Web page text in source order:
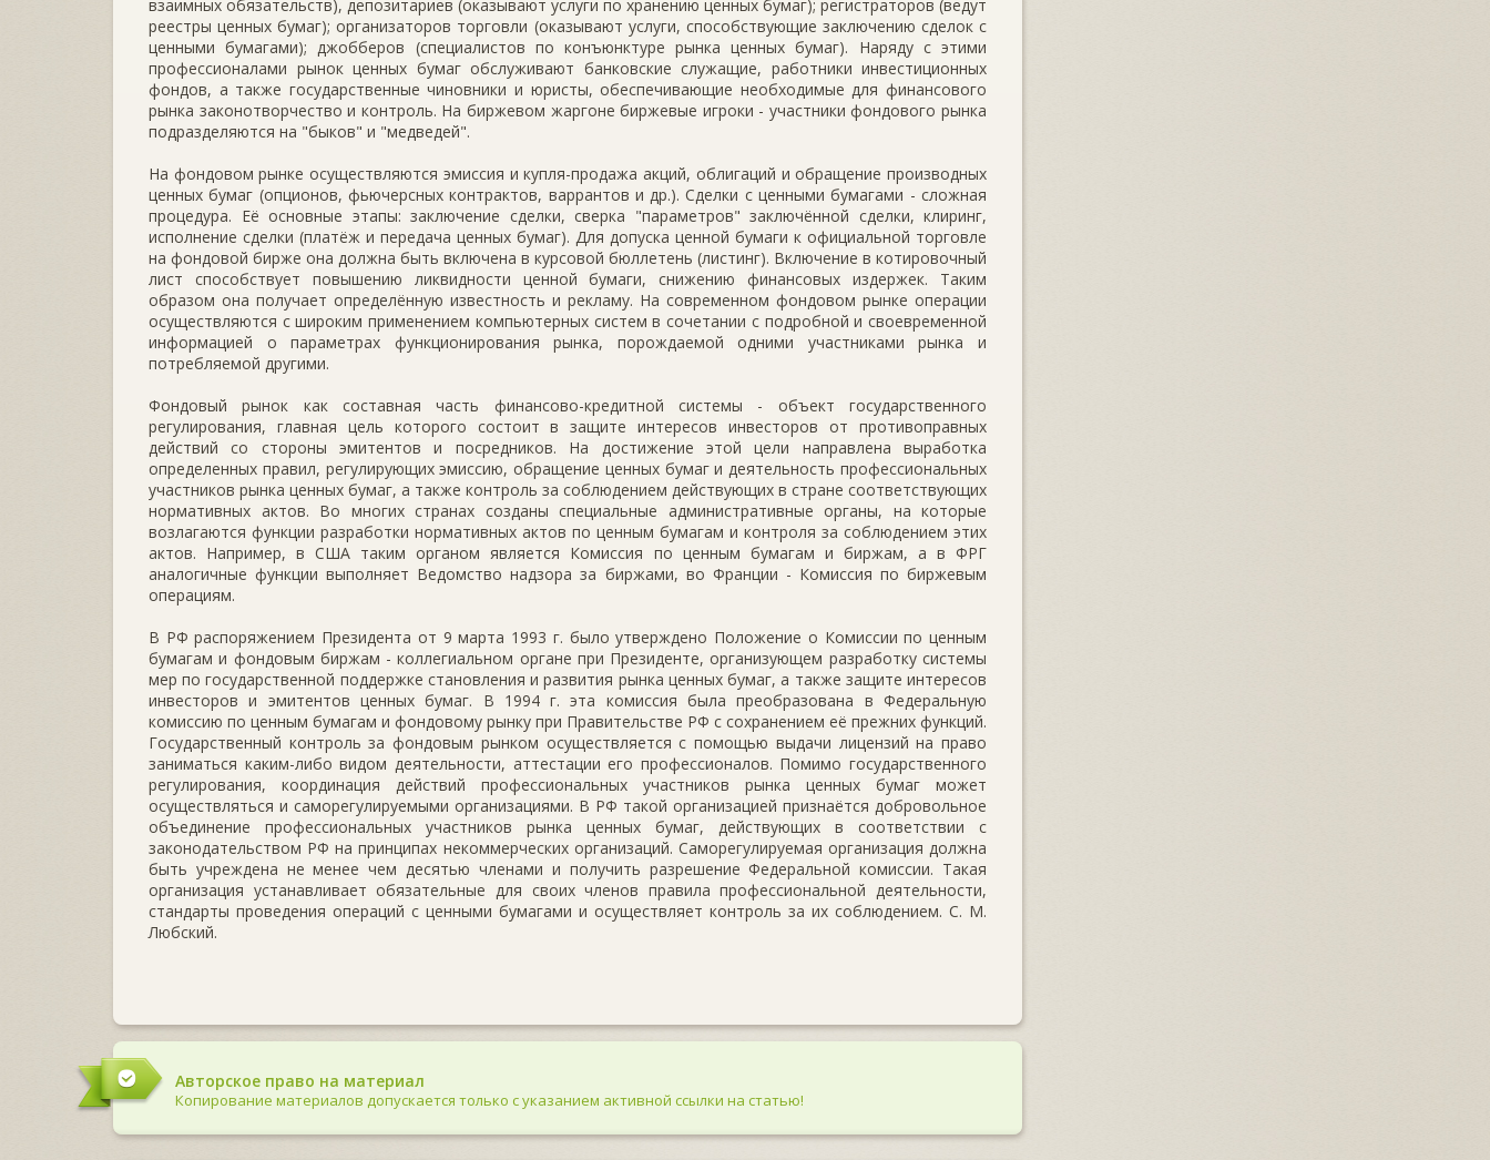
взаимных обязательств), депозитариев (оказывают услуги по хранению ценных бумаг); регистраторов (ведут
реестры ценных бумаг); организаторов торговли (оказывают услуги, способствующие заключению сделок с
ценными бумагами); джобберов (специалистов по конъюнктуре рынка ценных бумаг). Наряду с этими
профессионалами рынок ценных бумаг обслуживают банковские служащие, работники инвестиционных
фондов, а также государственные чиновники и юристы, обеспечивающие необходимые для финансового
рынка законотворчество и контроль. На биржевом жаргоне биржевые игроки - участники фондового рынка
подразделяются на "быков" и "медведей".
На фондовом рынке осуществляются эмиссия и купля-продажа акций, облигаций и обращение производных
ценных бумаг (опционов, фьючерсных контрактов, варрантов и др.). Сделки с ценными бумагами - сложная
процедура. Её основные этапы: заключение сделки, сверка "параметров" заключённой сделки, клиринг,
исполнение сделки (платёж и передача ценных бумаг). Для допуска ценной бумаги к официальной торговле
на фондовой бирже она должна быть включена в курсовой бюллетень (листинг). Включение в котировочный
лист способствует повышению ликвидности ценной бумаги, снижению финансовых издержек. Таким
образом она получает определённую известность и рекламу. На современном фондовом рынке операции
осуществляются с широким применением компьютерных систем в сочетании с подробной и своевременной
информацией о параметрах функционирования рынка, порождаемой одними участниками рынка и
потребляемой другими.
Фондовый рынок как составная часть финансово-кредитной системы - объект государственного
регулирования, главная цель которого состоит в защите интересов инвесторов от противоправных
действий со стороны эмитентов и посредников. На достижение этой цели направлена выработка
определенных правил, регулирующих эмиссию, обращение ценных бумаг и деятельность профессиональных
участников рынка ценных бумаг, а также контроль за соблюдением действующих в стране соответствующих
нормативных актов. Во многих странах созданы специальные административные органы, на которые
возлагаются функции разработки нормативных актов по ценным бумагам и контроля за соблюдением этих
актов. Например, в США таким органом является Комиссия по ценным бумагам и биржам, а в ФРГ
аналогичные функции выполняет Ведомство надзора за биржами, во Франции - Комиссия по биржевым
операциям.
В РФ распоряжением Президента от 9 марта 1993 г. было утверждено Положение о Комиссии по ценным
бумагам и фондовым биржам - коллегиальном органе при Президенте, организующем разработку системы
мер по государственной поддержке становления и развития рынка ценных бумаг, а также защите интересов
инвесторов и эмитентов ценных бумаг. В 1994 г. эта комиссия была преобразована в Федеральную
комиссию по ценным бумагам и фондовому рынку при Правительстве РФ с сохранением её прежних функций.
Государственный контроль за фондовым рынком осуществляется с помощью выдачи лицензий на право
заниматься каким-либо видом деятельности, аттестации его профессионалов. Помимо государственного
регулирования, координация действий профессиональных участников рынка ценных бумаг может
осуществляться и саморегулируемыми организациями. В РФ такой организацией признаётся добровольное
объединение профессиональных участников рынка ценных бумаг, действующих в соответствии с
законодательством РФ на принципах некоммерческих организаций. Саморегулируемая организация должна
быть учреждена не менее чем десятью членами и получить разрешение Федеральной комиссии. Такая
организация устанавливает обязательные для своих членов правила профессиональной деятельности,
стандарты проведения операций с ценными бумагами и осуществляет контроль за их соблюдением. С. М.
Любский.
Авторское право на материал
Копирование материалов допускается только с указанием активной ссылки на статью!